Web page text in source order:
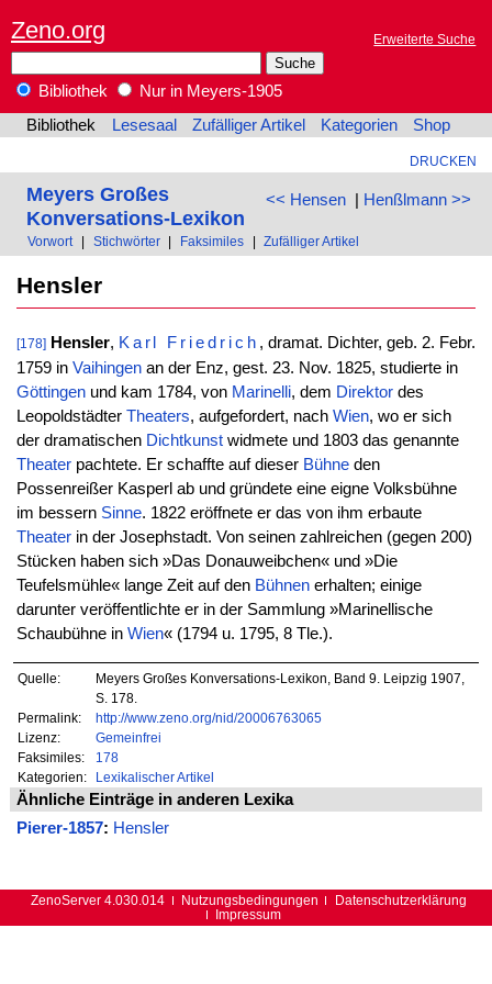
Zeno.org Erweiterte Suche
Bibliothek
Nur in Meyers-1905
Bibliothek
Lesesaal Zufälliger Artikel Kategorien Shop
DRUCKEN
<< Hensen| Henßlmann >>
Meyers Großes
Konversations-Lexikon
Vorwort Stichwörter Faksimiles Zufälliger Artikel
Hensler
[178] Hensler, Karl Friedrich , dramat. Dichter, geb. 2. Febr.
1759 in Vaihingenan der Enz, gest. 23. Nov. 1825, studierte in
Göttingenund kam 1784, von Marinelli, dem Direktordes
Leopoldstädter Theaters, aufgefordert, nach Wien, wo er sich
der dramatischen Dichtkunstwidmete und 1803 das genannte
Theaterpachtete. Er schaffte auf dieser Bühneden
Possenreißer Kasperl ab und gründete eine eigne Volksbühne
im bessern Sinne. 1822 eröffnete er das von ihm erbaute
Theaterin der Josephstadt. Von seinen zahlreichen (gegen 200)
Stücken haben sich »Das Donauweibchen« und »Die
Teufelsmühle« lange Zeit auf den Bühnenerhalten; einige
darunter veröffentlichte er in der Sammlung »Marinellische
Schaubühne in Wien« (1794 u. 1795, 8 Tle.).
Quelle:
Meyers Großes Konversations-Lexikon, Band 9. Leipzig 1907,
S. 178.
Permalink:
http://www.zeno.org/nid/20006763065
Lizenz:
Gemeinfrei
Faksimiles:
178
Kategorien:
Lexikalischer Artikel
Ähnliche Einträge in anderen Lexika
Pierer-1857: Hensler
ZenoServer 4.030.014 Nutzungsbedingungen
Datenschutzerklärung
Impressum